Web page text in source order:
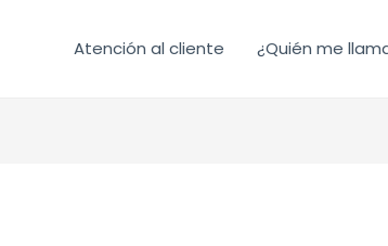
Atención al cliente ¿Quién me